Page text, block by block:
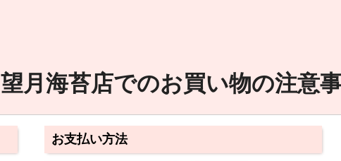
望月海苔店でのお買い物の注意
お支払い方法